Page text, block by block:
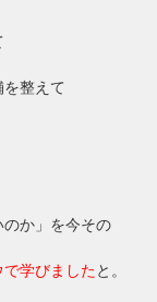
整えて
か」を今その
で学びましたと。